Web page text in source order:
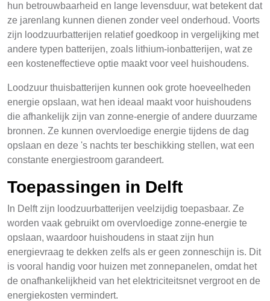
hun betrouwbaarheid en lange levensduur, wat betekent dat
ze jarenlang kunnen dienen zonder veel onderhoud. Voorts
zijn loodzuurbatterijen relatief goedkoop in vergelijking met
andere typen batterijen, zoals lithium-ionbatterijen, wat ze
een kosteneffectieve optie maakt voor veel huishoudens.
Loodzuur thuisbatterijen kunnen ook grote hoeveelheden
energie opslaan, wat hen ideaal maakt voor huishoudens
die afhankelijk zijn van zonne-energie of andere duurzame
bronnen. Ze kunnen overvloedige energie tijdens de dag
opslaan en deze 's nachts ter beschikking stellen, wat een
constante energiestroom garandeert.
Toepassingen in Delft
In Delft zijn loodzuurbatterijen veelzijdig toepasbaar. Ze
worden vaak gebruikt om overvloedige zonne-energie te
opslaan, waardoor huishoudens in staat zijn hun
energievraag te dekken zelfs als er geen zonneschijn is. Dit
is vooral handig voor huizen met zonnepanelen, omdat het
de onafhankelijkheid van het elektriciteitsnet vergroot en de
energiekosten vermindert.